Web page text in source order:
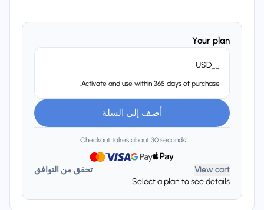
Your plan
--
USD
Activate and use within 365 days of purchase.
أضف إلى السلة
Checkout takes about 30 seconds.
View cart
تحقق من التوافق
Select a plan to see details.